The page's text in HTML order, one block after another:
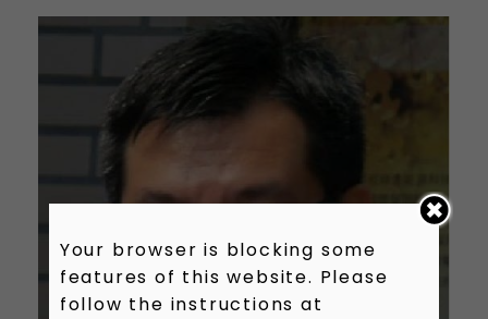
Your browser is blocking some
features of this website. Please
follow the instructions at